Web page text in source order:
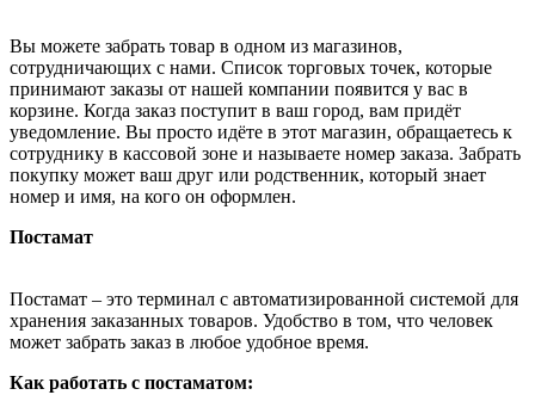
Вы можете забрать товар в одном из магазинов,
сотрудничающих с нами. Список торговых точек, которые
принимают заказы от нашей компании появится у вас в
корзине. Когда заказ поступит в ваш город, вам придёт
уведомление. Вы просто идёте в этот магазин, обращаетесь к
сотруднику в кассовой зоне и называете номер заказа. Забрать
покупку может ваш друг или родственник, который знает
номер и имя, на кого он оформлен.
Постамат
Постамат – это терминал с автоматизированной системой для
хранения заказанных товаров. Удобство в том, что человек
может забрать заказ в любое удобное время.
Как работать с постаматом: